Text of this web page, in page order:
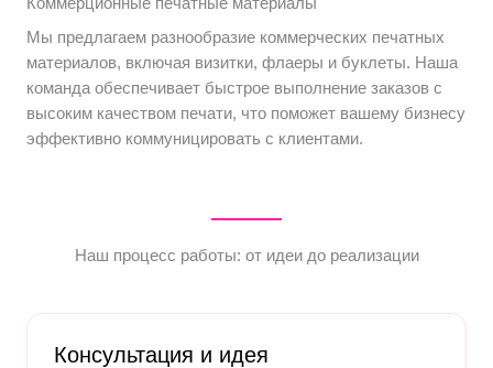
Мы предлагаем разнообразие коммерческих печатных
материалов, включая визитки, флаеры и буклеты. Наша
команда обеспечивает быстрое выполнение заказов с
высоким качеством печати, что поможет вашему бизнесу
эффективно коммуницировать с клиентами.
Наш процесс работы: от идеи до реализации
Консультация и идея